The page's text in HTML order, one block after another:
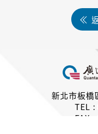
新北市板橋
TEL
FAX